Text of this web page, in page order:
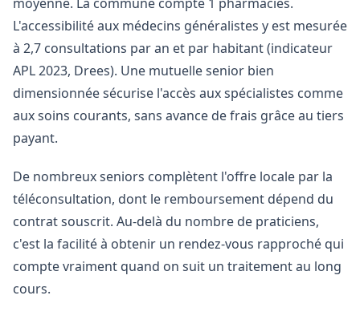
L'accessibilité aux médecins généralistes y est mesurée
à 2,7 consultations par an et par habitant (indicateur
APL 2023, Drees). Une mutuelle senior bien
dimensionnée sécurise l'accès aux spécialistes comme
aux soins courants, sans avance de frais grâce au tiers
payant.
De nombreux seniors complètent l'offre locale par la
téléconsultation, dont le remboursement dépend du
contrat souscrit. Au-delà du nombre de praticiens,
c'est la facilité à obtenir un rendez-vous rapproché qui
compte vraiment quand on suit un traitement au long
cours.